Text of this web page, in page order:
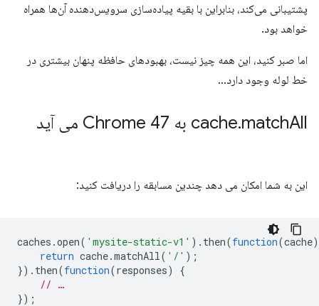
پشتیبانی می‌کند، بنابراین با بقیه پیاده‌سازی سرویس‌دهنده آن‌ها همراه
خواهد بود.
اما صبر کنید، این همه چیز نیست، بهبودهای حافظه پنهان بیشتری در
خط لوله وجود دارد…
cache.matchAll به Chrome 47 می آید
این به شما امکان می دهد چندین مسابقه را دریافت کنید:
caches .open( 'mysite-static-v1' ). then(function(cache)
return cache.matchAll( '/' );
}). then(function(responses)
{
// …
});